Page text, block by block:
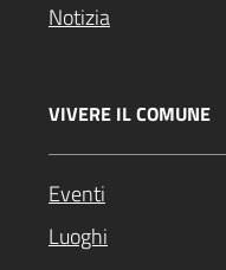
Notizia
VIVERE IL COMUNE
Eventi
Luoghi